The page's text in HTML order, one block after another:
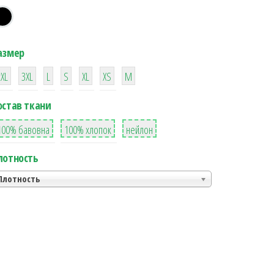
38 16
3XL
42
L
42
S
42
XL XS
М
ткани
8
бавовна
36
100% хлопок
2
нейлон